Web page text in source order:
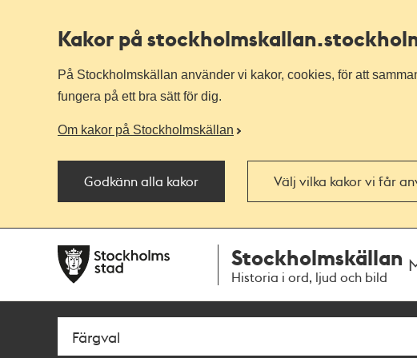
Kakor på stockholmskallan
På Stockholmskällan använder vi kakor, cookies, för att
fungera på ett bra sätt för dig.
Om kakor på Stockholmskällan
Godkänn alla kakor Välj vilka kakor vi får
navigationen
huvudinnehållet
Stockholmskällan
Historia i ord, ljud och bild
Sök